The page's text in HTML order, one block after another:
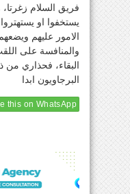
فريق السلام
يستخفوا او
الامور عليهم
والمنافسة على
البقاء، فحذاري من
البرجاويون ابدا
this on WhatsApp